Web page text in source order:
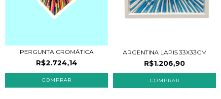
PERGUNTA CROMÁTICA
R$2.724,14
ARGENTINA LAPIS 33X33CM
R$1.206,90